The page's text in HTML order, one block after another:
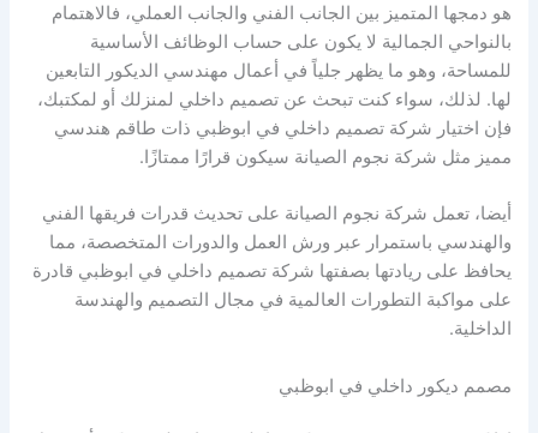
هو دمجها المتميز بين الجانب الفني والجانب العملي، فالاهتمام
بالنواحي الجمالية لا يكون على حساب الوظائف الأساسية
للمساحة، وهو ما يظهر جلياً في أعمال مهندسي الديكور التابعين
لها. لذلك، سواء كنت تبحث عن تصميم داخلي لمنزلك أو لمكتبك،
فإن اختيار شركة تصميم داخلي في ابوظبي ذات طاقم هندسي
مميز مثل شركة نجوم الصيانة سيكون قرارًا ممتازًا.
أيضا، تعمل شركة نجوم الصيانة على تحديث قدرات فريقها الفني
والهندسي باستمرار عبر ورش العمل والدورات المتخصصة، مما
يحافظ على ريادتها بصفتها شركة تصميم داخلي في ابوظبي قادرة
على مواكبة التطورات العالمية في مجال التصميم والهندسة
الداخلية.
مصمم ديكور داخلي في ابوظبي